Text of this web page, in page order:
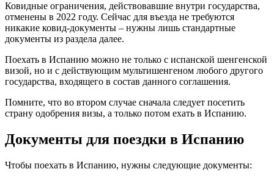
Ковидные ограничения, действовавшие внутри государства,
отменены в 2022 году. Сейчас для въезда не требуются
никакие ковид-документы – нужны лишь стандартные
документы из раздела далее.
Поехать в Испанию можно не только с испанской шенгенской
визой, но и с действующим мультишенгеном любого другого
государства, входящего в состав данного соглашения.
Помните, что во втором случае сначала следует посетить
страну одобрения визы, а только потом ехать в Испанию.
Документы для поездки в Испанию
Чтобы поехать в Испанию, нужны следующие документы: